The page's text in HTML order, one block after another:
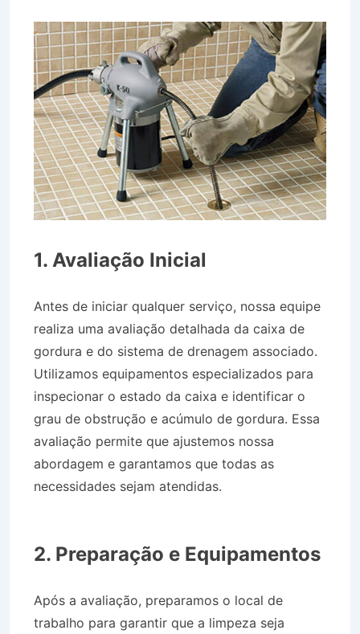
1. Avaliação Inicial
Antes de iniciar qualquer serviço, nossa equipe
realiza uma avaliação detalhada da caixa de
gordura e do sistema de drenagem associado.
Utilizamos equipamentos especializados para
inspecionar o estado da caixa e identificar o
grau de obstrução e acúmulo de gordura. Essa
avaliação permite que ajustemos nossa
abordagem e garantamos que todas as
necessidades sejam atendidas.
2. Preparação e Equipamentos
Após a avaliação, preparamos o local de
trabalho para garantir que a limpeza seja